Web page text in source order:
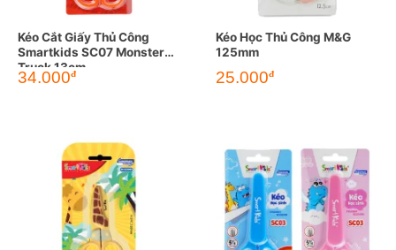
Kéo Cắt Giấy Thủ Công
Smartkids SC07 Monster
Truck 13cm
34.000đ
Kéo Học Thủ Công M&G
125mm
25.000đ